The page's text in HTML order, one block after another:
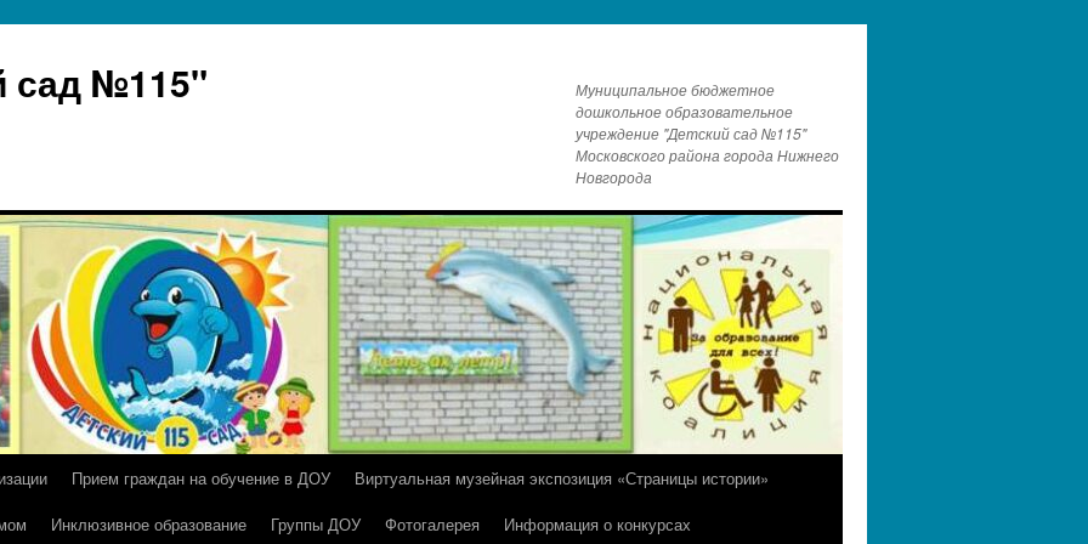
сад №115"
Муниципальное бюджетное
дошкольное образовательное
учреждение "Детский сад №115"
Московского района города Нижнего
Новгорода
Прием граждан на обучение в ДОУ
Виртуальная музейная экспозиция «Страницы истории»
Инклюзивное образование Группы ДОУ Фотогалерея
Информация о конкурсах